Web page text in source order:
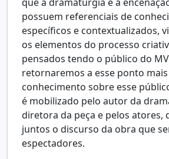
possuem referenciais de
específicos e contextualizados,
os elementos do processo
pensados tendo o público do
retornaremos a esse ponto
conhecimento sobre esse
é mobilizado pelo autor da
diretora da peça e pelos atores,
juntos o discurso da obra que
espectadores.